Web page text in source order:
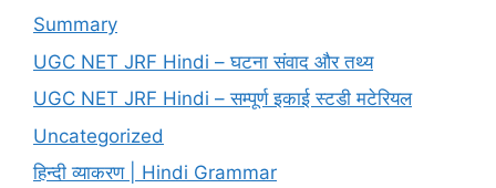
Summary
UGC NET JRF Hindi – घटना संवाद और तथ्य
UGC NET JRF Hindi – सम्पूर्ण इकाई स्टडी मटेरियल
Uncategorized
हिन्दी व्याकरण | Hindi Grammar